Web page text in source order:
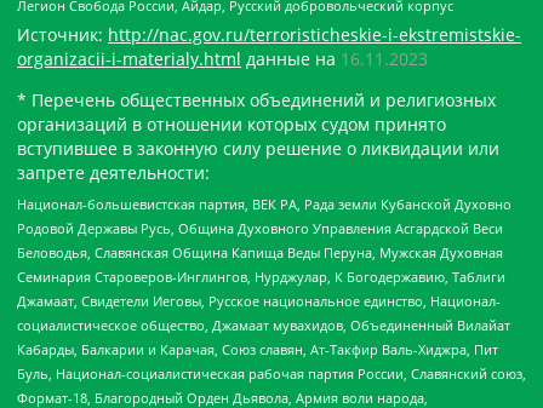
Легион Свобода России, Айдар, Русский добровольческий корпус
Источник: http://nac.gov.ru/terroristicheskie-i-ekstremistskie-
organizacii-i-materialy.html данные на 16.11.2023
* Перечень общественных объединений и религиозных
организаций в отношении которых судом принято
вступившее в законную силу решение о ликвидации или
запрете деятельности:
Национал-большевистская партия, ВЕК РА, Рада земли Кубанской Духовно
Родовой Державы Русь, Община Духовного Управления Асгардской Веси
Беловодья, Славянская Община Капища Веды Перуна, Мужская Духовная
Семинария Староверов-Инглингов, Нурджулар, К Богодержавию, Таблиги
Джамаат, Свидетели Иеговы, Русское национальное единство, Национал-
социалистическое общество, Джамаат мувахидов, Объединенный Вилайат
Кабарды, Балкарии и Карачая, Союз славян, Ат-Такфир Валь-Хиджра, Пит
Буль, Национал-социалистическая рабочая партия России, Славянский союз,
Формат-18, Благородный Орден Дьявола, Армия воли народа,